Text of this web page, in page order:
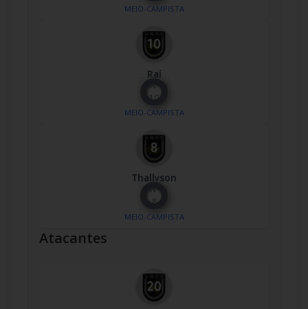
MEIO-CAMPISTA
Raí
Nº
10
MEIO-CAMPISTA
Thallyson
Nº
8
MEIO-CAMPISTA
Atacantes